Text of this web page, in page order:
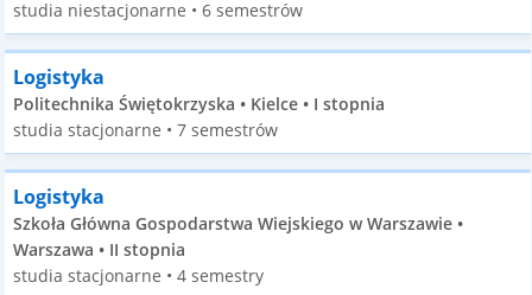
studia niestacjonarne • 6 semestrów
Logistyka
Politechnika Świętokrzyska • Kielce • I stopnia
studia stacjonarne • 7 semestrów
Logistyka
Szkoła Główna Gospodarstwa Wiejskiego w Warszawie •
Warszawa • II stopnia
studia stacjonarne • 4 semestry